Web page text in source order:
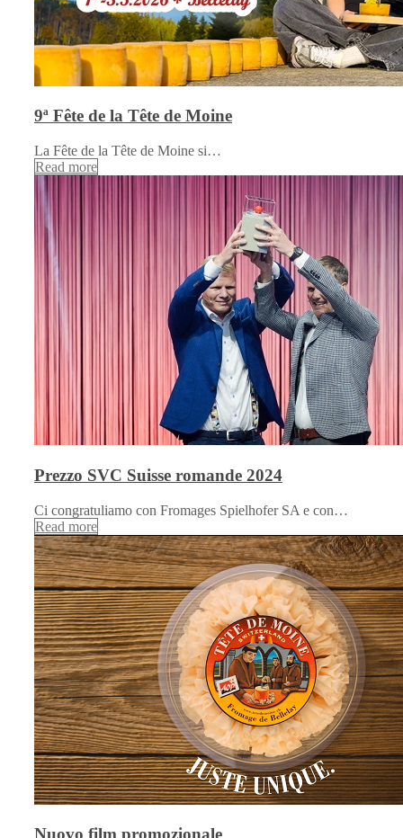
9ª Fête de la Tête de Moine
La Fête de la Tête de Moine si…
Read more
Prezzo SVC Suisse romande 2024
Ci congratuliamo con Fromages Spielhofer SA e con…
Read more
Nuovo film promozionale